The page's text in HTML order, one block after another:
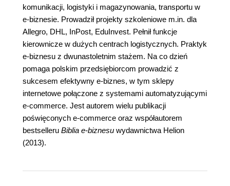
komunikacji, logistyki i magazynowania, transportu w
e-biznesie. Prowadził projekty szkoleniowe m.in. dla
Allegro, DHL, InPost, EduInvest. Pełnił funkcje
kierownicze w dużych centrach logistycznych. Praktyk
e-biznesu z dwunastoletnim stażem. Na co dzień
pomaga polskim przedsiębiorcom prowadzić z
sukcesem efektywny e-biznes, w tym sklepy
internetowe połączone z systemami automatyzującymi
e-commerce. Jest autorem wielu publikacji
poświęconych e-commerce oraz współautorem
bestselleru Biblia e-biznesu wydawnictwa Helion
(2013).